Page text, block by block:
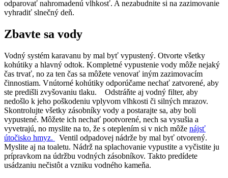
odparovať nahromadenú vlhkosť. A nezabudnite si na zazimovanie
vyhradiť slnečný deň.
Zbavte sa vody
Vodný systém karavanu by mal byť vypustený. Otvorte všetky
kohútiky a hlavný odtok. Kompletné vypustenie vody môže nejaký
čas trvať, no za ten čas sa môžete venovať iným zazimovacím
činnostiam. Vnútorné kohútiky odporúčame nechať zatvorené, aby
ste predišli zvyšovaniu tlaku. Odstráňte aj vodný filter, aby
nedošlo k jeho poškodeniu vplyvom vlhkosti či silných mrazov.
Skontrolujte všetky zásobníky vody a postarajte sa, aby boli
vypustené. Môžete ich nechať pootvorené, nech sa vysušia a
vyvetrajú, no myslite na to, že s oteplením si v nich môže nájsť
útočisko hmyz.
Ventil odpadovej nádrže by mal byť otvorený.
Myslite aj na toaletu. Nádrž na splachovanie vypustite a vyčistite ju
prípravkom na údržbu vodných zásobníkov. Takto predídete
usádzaniu nečistôt a vzniku vodného kameňa.